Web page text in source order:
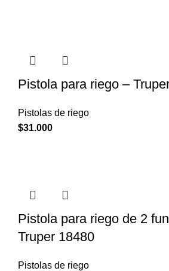
Pistola para riego –
Pistolas de riego
$31.000
Pistola para riego de 2
Truper 18480
Pistolas de riego